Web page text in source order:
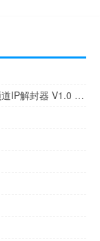
歪歪频道IP解封器 V1.0 绿色免费版（歪歪频道IP解封器 V1.0 绿色免费版功能简介）